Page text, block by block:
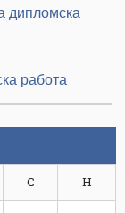
дипломска
работа
С Н